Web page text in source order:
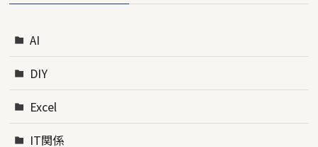
AI
DIY
Excel
IT関係